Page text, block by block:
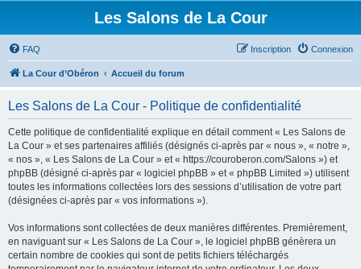
Les Salons de La Cour
FAQ Connexion
Inscription
La Cour d’Obéron Accueil du forum
Les Salons de La Cour - Politique de confidentialité
Cette politique de confidentialité explique en détail comment « Les Salons de
La Cour » et ses partenaires affiliés (désignés ci-après par « nous », « notre »,
« nos », « Les Salons de La Cour » et « https://couroberon.com/Salons ») et
phpBB (désigné ci-après par « logiciel phpBB » et « phpBB Limited ») utilisent
toutes les informations collectées lors des sessions d’utilisation de votre part
(désignées ci-après par « vos informations »).
Vos informations sont collectées de deux manières différentes. Premièrement,
en naviguant sur « Les Salons de La Cour », le logiciel phpBB génèrera un
certain nombre de cookies qui sont de petits fichiers téléchargés